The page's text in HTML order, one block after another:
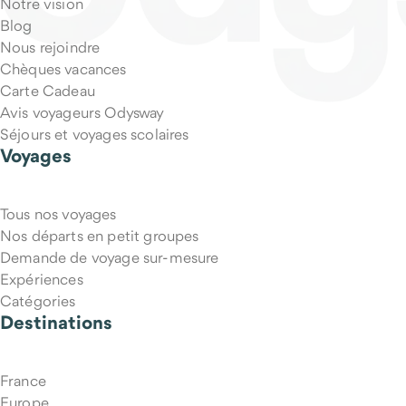
Puis-je annuler mon voyage si mes projets changent ?
Blog
Nous rejoindre
Chèques vacances
Carte Cadeau
Avis voyageurs Odysway
Séjours et voyages scolaires
Voyages
Tous nos voyages
Nos départs en petit groupes
Demande de voyage sur-mesure
Expériences
Catégories
Destinations
France